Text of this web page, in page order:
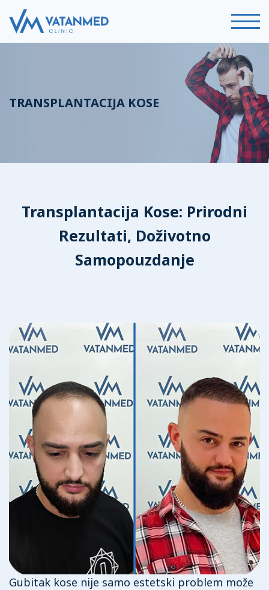
TRANSPLANTACIJA KOSE
Transplantacija Kose: Prirodni
Rezultati, Doživotno
Samopouzdanje
Gubitak kose nije samo estetski problem može